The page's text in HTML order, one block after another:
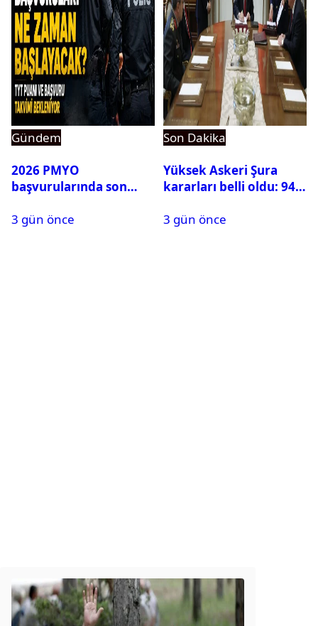
Gündem
2026 PMYO
başvurularında son
3 gün önce
Son Dakika
Yüksek Askeri Şura
kararları belli oldu: 94
3 gün önce